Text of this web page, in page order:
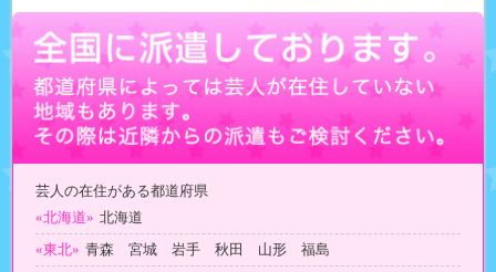
芸人の在住がある都道府県
«北海道» 北海道
«東北» 青森 宮城 岩手 秋田 山形 福島